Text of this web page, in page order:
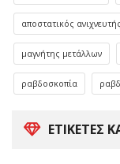
αποστατικός ανιχνευτής
μαγνήτης μετάλλων
ραβδοσκοπία
ΕΤΙΚΈΤΕΣ